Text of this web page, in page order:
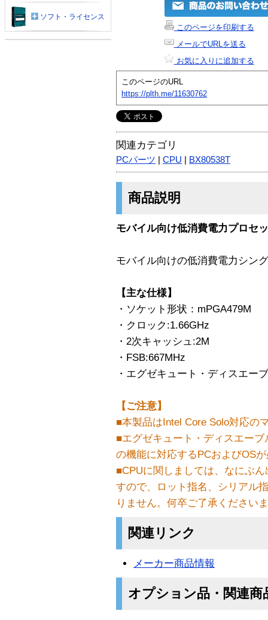
このページを印刷する
メールでURLを送る
お気に入りに追加する
このページのURL
https://plth.me/11630762
関連カテゴリ
PCパーツ CPU BX80538T
商品説明
モバイル向け低消費電力プロセ
モバイル向けの低消費電力シン
【主な仕様】
・ソケット形状：mPGA479M
・クロック:1.66GHz
・2次キャッシュ:2M
・FSB:667MHz
・エグゼキュート・ディスエー
【ご注意】
■本製品はIntel Core Solo対応の
■エグゼキュート・ディスエー
の機能に対応するPCおよびOS
■CPUに関しましては、なにぶ
すので、ロット指名、シリアル
りません。何卒ご了承ください
関連リンク
メーカー商品情報
オプション品・関連商
ソフト・ライセンス